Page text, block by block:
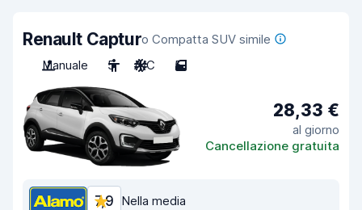
Renault Capturo Compatta SUV simile
Manuale
5 A/C 5
28,33 €
al giorno
Cancellazione gratuita
7,9 Nella media